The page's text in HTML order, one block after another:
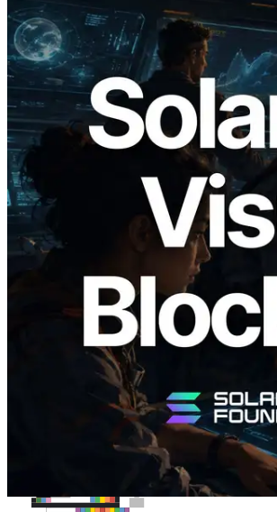
2026.05.24
Validators Solutions ra mắt
Analyzer — Trực quan hóa
block và validator phụ trách
slot
Đọc bài viết này